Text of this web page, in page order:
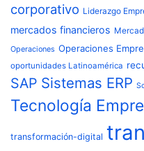
corporativo Liderazgo
mercados financieros
Operaciones Operaciones
oportunidades Latinoamérica
SAP Sistemas ERP
Tecnología
transformación-digital